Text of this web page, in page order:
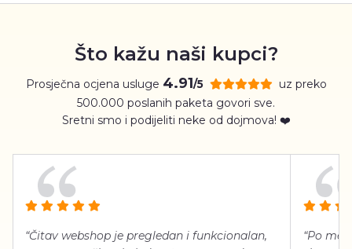
Što kažu naši kupci?
Prosječna ocjena usluge 4.91/5
uz preko
500.000 poslanih paketa govori sve.
Sretni smo i podijeliti neke od dojmova! ❤️
“Čitav webshop je pregledan i funkcionalan,
“Po